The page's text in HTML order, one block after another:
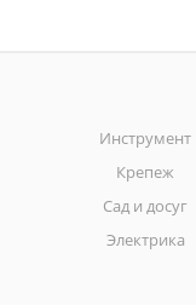
Инструмент
Крепеж
Сад и досуг
Электрика